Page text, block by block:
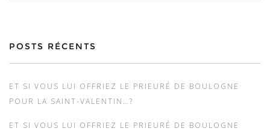
POSTS RÉCENTS
ET SI VOUS LUI OFFRIEZ LE PRIEURÉ DE BOULOGNE
POUR LA SAINT-VALENTIN…?
ET SI VOUS LUI OFFRIEZ LE PRIEURÉ DE BOULOGNE